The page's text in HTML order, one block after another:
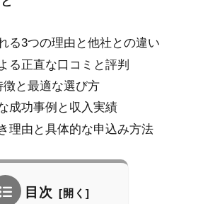
る3つの理由と他社との違い
る正直な口コミと評判
と最適な選び方
成功事例と収入実績
理由と具体的な申込み方法
目次